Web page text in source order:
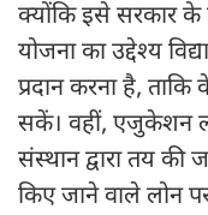
क्योंकि इसे सरकार के
योजना का उद्देश्य
प्रदान करना है,
सकें। वहीं, एजुकेशन
संस्थान द्वारा तय की
किए जाने वाले लोन